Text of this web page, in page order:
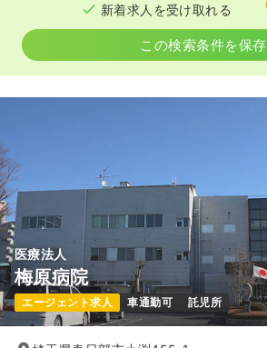
新着求人を受け取れる
この検索条件を保存
医療法人
梅原病院
エージェント求人 車通勤可 託児所